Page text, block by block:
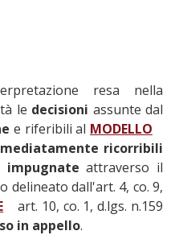
resa nella
le decisioni assunte dal
e riferibili al MODELLO
ricorribili
impugnate attraverso il
delineato dall'art. 4, co. 9,
art. 10, co. 1, d.lgs. n.159
in appello.